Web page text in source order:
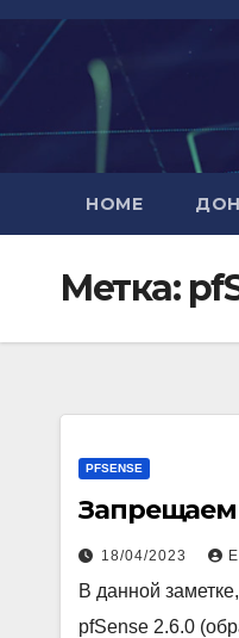
Перейти
содержимому
HOME
Метка:
PFSENSE
Запрещаем
18/04/2023
В данной
pfSense 2.6.0